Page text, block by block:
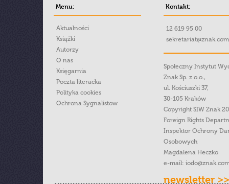
Menu:
Aktualności
Książki
Autorzy
O nas
Księgarnia
Poczta literacka
Polityka cookies
Ochrona Sygnalistow
Kontakt:
12 619 95 00
Społeczny Instytut
Znak Sp. z o.o.,
ul. Kościuszki 37,
30-105 Kraków
Copyright SIW Znak
Foreign Rights
Inspektor Ochrony
Osobowych
Magdalena Heczko
e-mail:
newsletter >>